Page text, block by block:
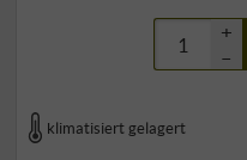
+
–
klimatisiert gelagert